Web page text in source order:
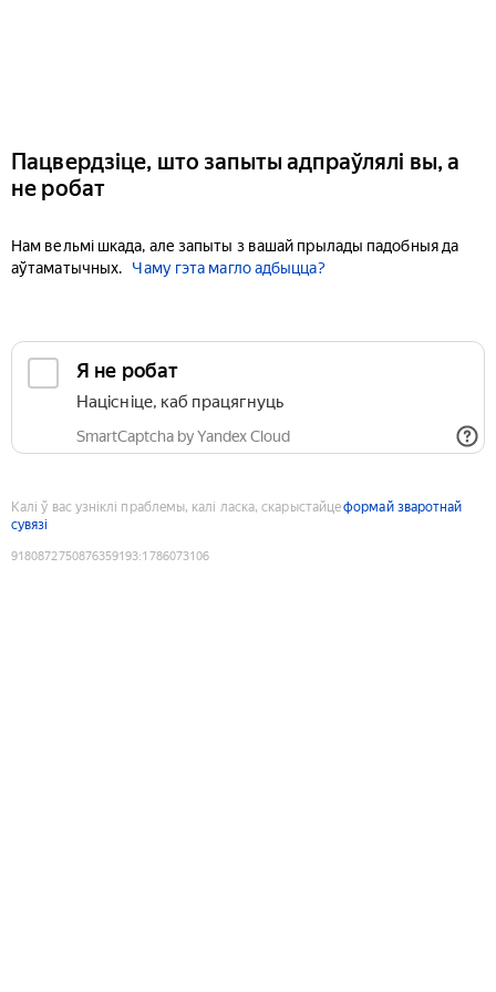
Пацвердзіце, што запыты адпраўлялі вы, а
не робат
Нам вельмі шкада, але запыты з вашай прылады падобныя да
аўтаматычных.
Чаму гэта магло адбыцца?
Я не робат
Націсніце, каб працягнуць
SmartCaptcha by Yandex Cloud
Калі ў вас узніклі праблемы, калі ласка, скарыстайцеформай зваротнай
сувязі
9180872750876359193:1786073106